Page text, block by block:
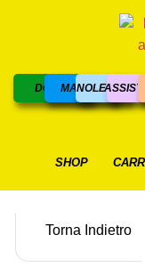
DOLCEMARINO
NOLEGGIO
SHOP
Torna Indietro